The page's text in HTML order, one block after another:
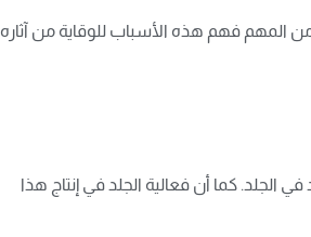
المهم فهم هذه الأسباب للوقاية من آثاره
كما أن فعالية الجلد في إنتاج هذا